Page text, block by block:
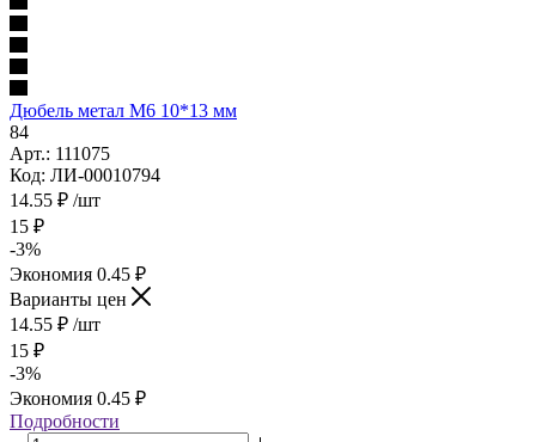
Дюбель метал М6 10*13 мм
84
Арт.: 111075
Код: ЛИ-00010794
14.55 ₽ /шт
15 ₽
-3%
Экономия 0.45 ₽
Варианты цен
14.55 ₽ /шт
15 ₽
-3%
Экономия 0.45 ₽
Подробности